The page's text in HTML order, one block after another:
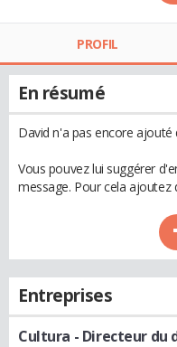
PROFIL
En résumé
David n'a pas encore
Vous pouvez lui suggérer
message. Pour cela
Entreprises
Cultura - Directeur du